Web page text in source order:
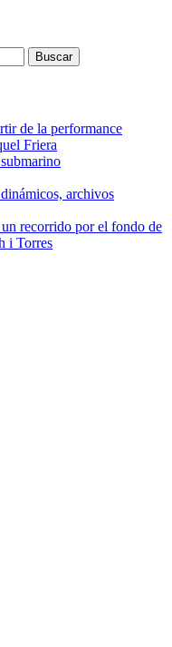
de la performance
Friera
archivos
recorrido por el fondo de
i Torres